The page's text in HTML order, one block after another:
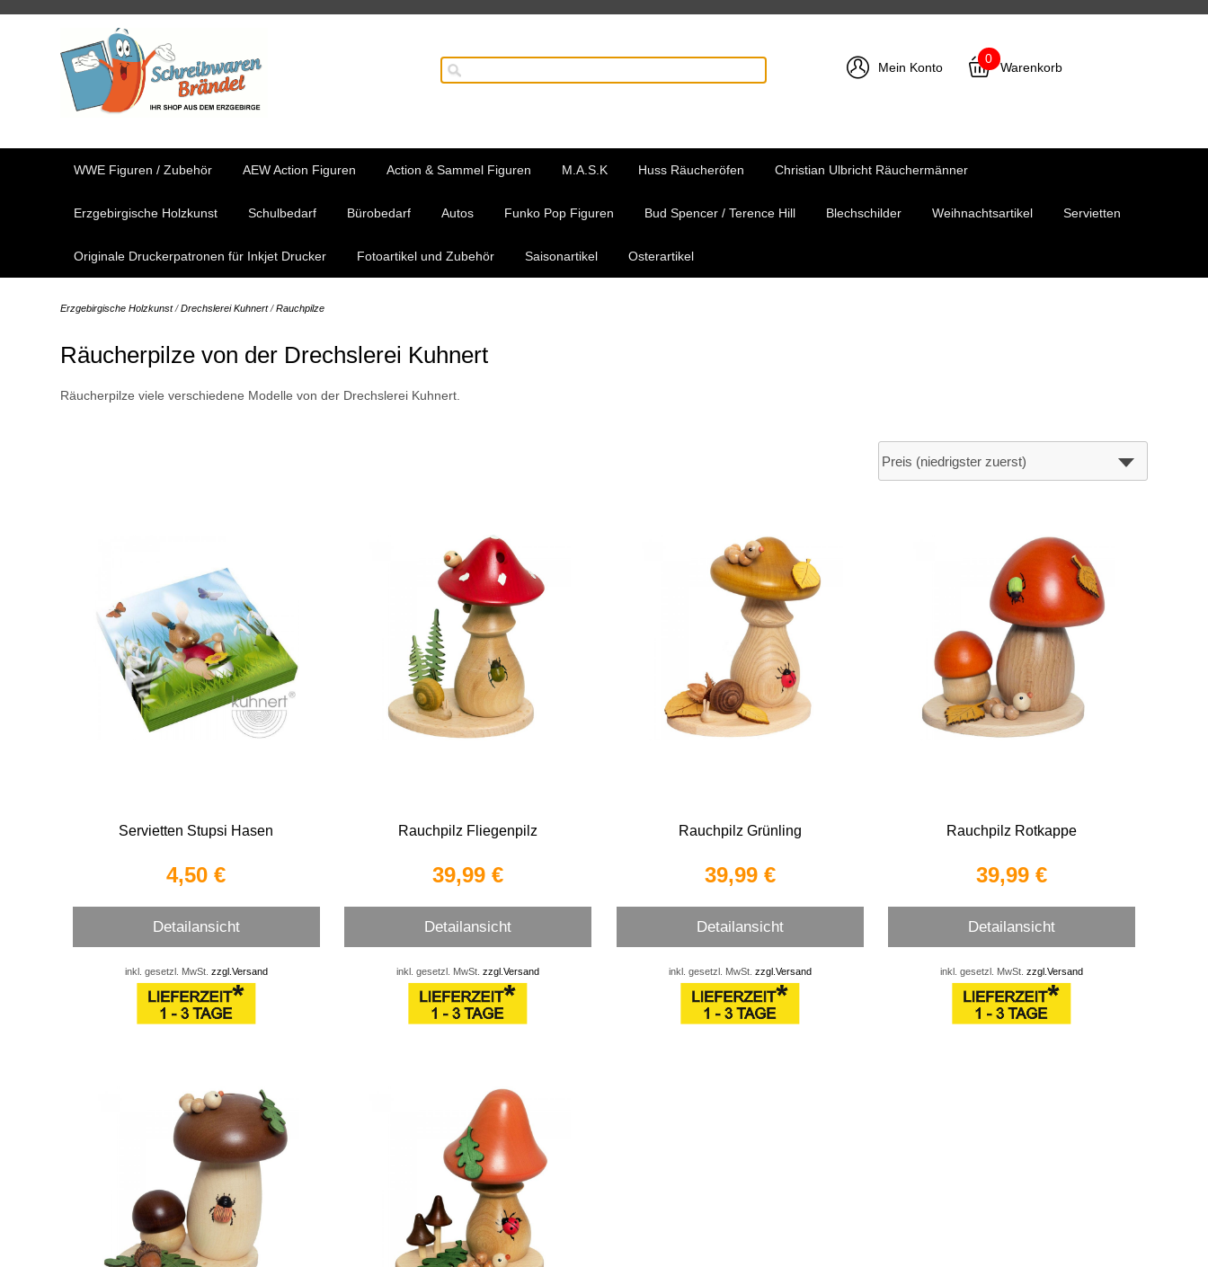
Mein Konto
0
Warenkorb
WWE Figuren / Zubehör AEW Action Figuren Action & Sammel Figuren M.A.S.K Huss Räucheröfen Christian Ulbricht Räuchermänner
Erzgebirgische Holzkunst Schulbedarf Bürobedarf Autos Funko Pop Figuren Bud Spencer / Terence Hill Blechschilder Weihnachtsartikel Servietten
Originale Druckerpatronen für Inkjet Drucker Fotoartikel und Zubehör Saisonartikel Osterartikel
Erzgebirgische Holzkunst/Drechslerei Kuhnert/Rauchpilze
Räucherpilze von der Drechslerei Kuhnert
Räucherpilze viele verschiedene Modelle von der Drechslerei Kuhnert.
Servietten Stupsi Hasen
4,50 €
Detailansicht
inkl. gesetzl. MwSt. zzgl.Versand
Rauchpilz Fliegenpilz
39,99 €
Detailansicht
inkl. gesetzl. MwSt.zzgl.Versand
Rauchpilz Grünling
39,99 €
Detailansicht
inkl. gesetzl. MwSt. zzgl.Versand
Rauchpilz Rotkappe
39,99 €
Detailansicht
inkl. gesetzl. MwSt.zzgl.Versand